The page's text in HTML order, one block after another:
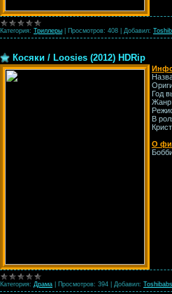
Категория: Триллеры Просмотров: 408 Добавил:
Косяки / Loosies (2012) HDRip
Год
В
О
Категория: Драма Просмотров: 394 Добавил: